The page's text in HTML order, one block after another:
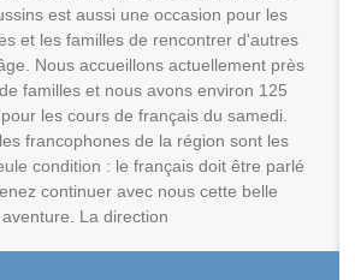
est aussi une occasion pour les
et les familles de rencontrer d'autres
Nous accueillons actuellement près
familles et nous avons environ 125
les cours de français du samedi.
francophones de la région sont les
condition : le français doit être parlé
continuer avec nous cette belle
aventure. La direction